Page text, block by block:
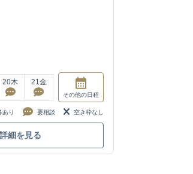
20木 21 金
その他の日程
あり 要相談 空き枠なし
詳細を見る